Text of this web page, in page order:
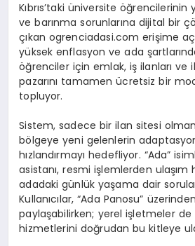
Kıbrıs’taki üniversite
ve barınma sorunlarına dijital bir
çıkan ogrenciadasi.com erişime
yüksek enflasyon ve ada
öğrenciler için emlak, iş ilanları ve
pazarını tamamen ücretsiz bir
topluyor.
Sistem, sadece bir ilan sitesi
bölgeye yeni gelenlerin
hızlandırmayı hedefliyor. “Ada”
asistanı, resmi işlemlerden ulaşım
adadaki günlük yaşama dair
Kullanıcılar, “Ada Panosu”
paylaşabilirken; yerel işletmeler de
hizmetlerini doğrudan bu kitleye